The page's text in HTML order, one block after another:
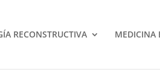
RECONSTRUCTIVA MEDICINA